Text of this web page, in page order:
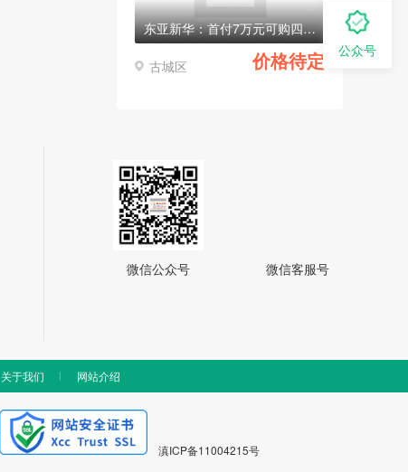
东亚新华：首付7万元可购四室两厅两卫电梯房
古城区 价格待定
微信公众号 微信客服号
关于我们 网站介绍
滇ICP备11004215号
公众号